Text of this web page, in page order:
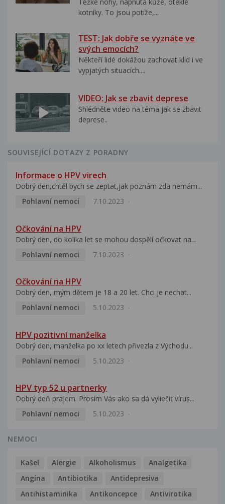
kotníky. To jsou potíže,...
TEST: Jak dobře se vyznáte ve
svých emocích?
Někteří lidé dokážou zachovat klid i ve
vypjatých situacích....
VIDEO: Jak se zbavit deprese
Shlédněte video na téma jak se zbavit
deprese..
SOUVISEJÍCÍ DOTAZY Z PORADNY
Informace o HPV virech
Dobrý den,chtěl bych se zeptat,jak poznám zda nemám...
Pohlavní nemoci
7.10.2023
Očkování na HPV
Dobrý den, do kolika let se mohou dospělí očkovat na...
Pohlavní nemoci
7.10.2023
Očkování na HPV
Dobrý den, mým dětem je 18 a 20 let. Chci je nechat...
Pohlavní nemoci
5.10.2023
HPV pozitivní manželka
Dobrý den, manželka po xx letech přivezla z Východu...
Pohlavní nemoci
5.10.2023
HPV typ 52 u partnerky
Dobrý deň prajem. Prosím Vás ako sa dá vyliečiť vírus...
Pohlavní nemoci
5.10.2023
NEMOCI
Kašel Alergie Alkoholismus
Analgetika
Angína
Antibiotika
Antidepresiva
Antihistaminika
Antikoncepce Antivirotika